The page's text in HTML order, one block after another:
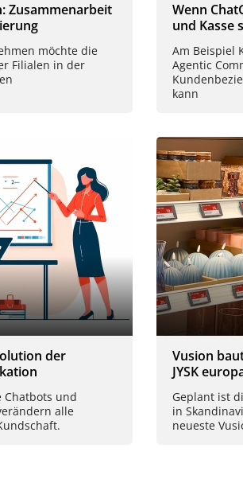
Zusammenarbeit
möchte die
Filialen in der
Wenn
und Kasse
Am Beispiel
Agentic
kann
der
Chatbots und
alle
Vusion
JYSK
Geplant ist
in
neueste